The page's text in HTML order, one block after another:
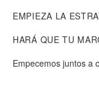
EMPIEZA LA
HARÁ QUE TU
Empecemos juntos a